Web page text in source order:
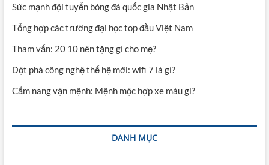
Sức mạnh đội tuyển bóng đá quốc gia Nhật Bản
Tổng hợp các trường đại học top đầu Việt Nam
Tham vấn: 20 10 nên tặng gì cho mẹ?
Đột phá công nghệ thế hệ mới: wifi 7 là gì?
Cẩm nang vận mệnh: Mệnh mộc hợp xe màu gì?
DANH MỤC